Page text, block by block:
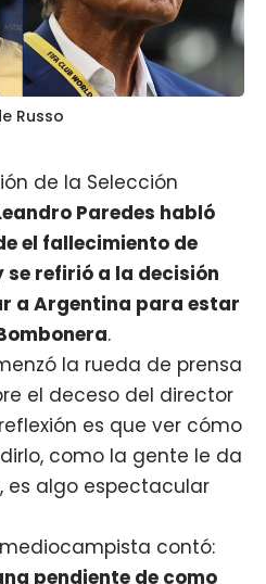
Russo
de la Selección
Paredes habló
el fallecimiento de
se refirió a la decisión
a Argentina para estar
.
la rueda de prensa
el deceso del director
es que ver cómo
como la gente le da
es algo espectacular
mediocampista contó:
pendiente de como